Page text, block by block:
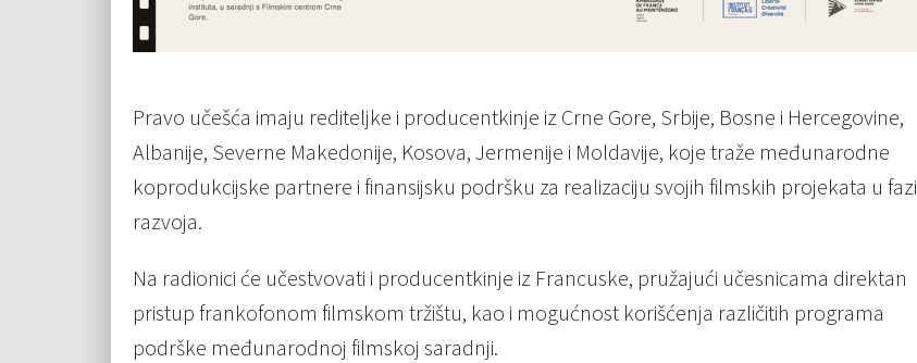
Pravo učešća imaju rediteljke i producentkinje iz Crne Gore, Srbije, Bosne i Hercegovine,
Albanije, Severne Makedonije, Kosova, Jermenije i Moldavije, koje traže međunarodne
koprodukcijske partnere i finansijsku podršku za realizaciju svojih filmskih projekata u fazi
razvoja.
Na radionici će učestvovati i producentkinje iz Francuske, pružajući učesnicama direktan
pristup frankofonom filmskom tržištu, kao i mogućnost korišćenja različitih programa
podrške međunarodnoj filmskoj saradnji.